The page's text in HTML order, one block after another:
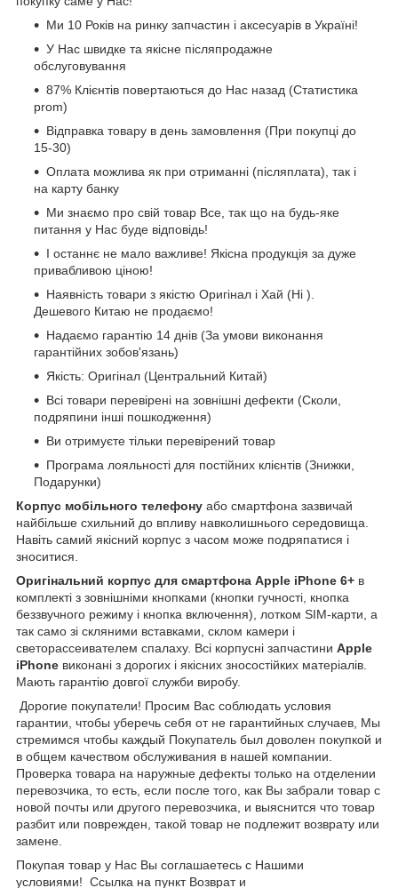
Ми 10 Років на ринку запчастин і аксесуарів в Україні!
У Нас швидке та якісне післяпродажне
обслуговування
87% Клієнтів повертаються до Нас назад (Статистика
prom)
Відправка товару в день замовлення (При покупці до
15-30)
Оплата можлива як при отриманні (післяплата), так і
на карту банку
Ми знаємо про свій товар Все, так що на будь-яке
питання у Нас буде відповідь!
І останнє не мало важливе! Якісна продукція за дуже
привабливою ціною!
Наявність товари з якістю Оригінал і Хай (Hi ).
Дешевого Китаю не продаємо!
Надаємо гарантію 14 днів (За умови виконання
гарантійних зобов'язань)
Якість: Оригінал (Центральний Китай)
Всі товари перевірені на зовнішні дефекти (Сколи,
подряпини інші пошкодження)
Ви отримуєте тільки перевірений товар
Програма лояльності для постійних клієнтів (Знижки,
Подарунки)
Корпус мобільного телефону або смартфона зазвичай
найбільше схильний до впливу навколишнього середовища.
Навіть самий якісний корпус з часом може подряпатися і
зноситися.
Оригінальний корпус для смартфона Apple iPhone 6+ в
комплекті з зовнішніми кнопками (кнопки гучності, кнопка
беззвучного режиму і кнопка включення), лотком SIM-карти, а
так само зі скляними вставками, склом камери і
светорассеивателем спалаху. Всі корпусні запчастини Apple
iPhone виконані з дорогих і якісних зносостійких матеріалів.
Мають гарантію довгої служби виробу.
Дорогие покупатели! Просим Вас соблюдать условия
гарантии, чтобы уберечь себя от не гарантийных случаев, Мы
стремимся чтобы каждый Покупатель был доволен покупкой и
в общем качеством обслуживания в нашей компании.
Проверка товара на наружные дефекты только на отделении
перевозчика, то есть, если после того, как Вы забрали товар с
новой почты или другого перевозчика, и выяснится что товар
разбит или поврежден, такой товар не подлежит возврату или
замене.
Покупая товар у Нас Вы соглашаетесь с Нашими
условиями! Ссылка на пункт Возврат и